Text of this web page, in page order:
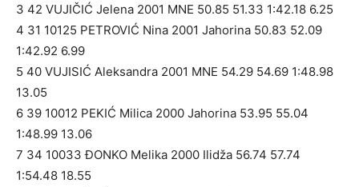
3 42 VUJIČIĆ Jelena 2001 MNE 50.85 51.33 1:42.18 6.25
4 31 10125 PETROVIĆ Nina 2001 Jahorina 50.83 52.09
1:42.92 6.99
5 40 VUJISIĆ Aleksandra 2001 MNE 54.29 54.69 1:48.98
13.05
6 39 10012 PEKIĆ Milica 2000 Jahorina 53.95 55.04
1:48.99 13.06
7 34 10033 ĐONKO Melika 2000 Ilidža 56.74 57.74
1:54.48 18.55